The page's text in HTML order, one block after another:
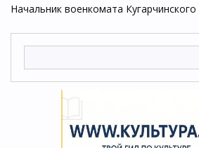
Начальник военкомата